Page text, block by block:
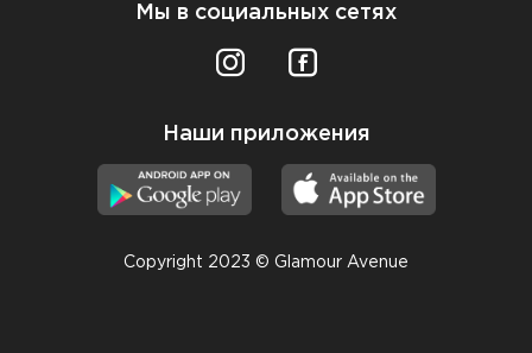
Мы в социальных сетях
Наши приложения
Copyright 2023 © Glamour Avenue